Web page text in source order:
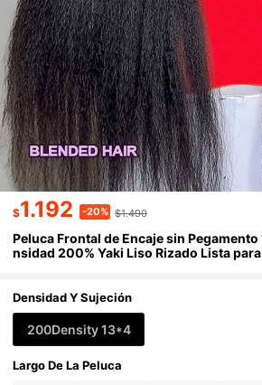
$1.192 -20% $1.490
Peluca Frontal de Encaje sin Pegamento
nsidad 200% Yaki Liso Rizado Lista
o Yaki Liso Cabello Humano Mezclado
do para Mujeres
Densidad Y Sujeción
200Density 13*4
Largo De La Peluca